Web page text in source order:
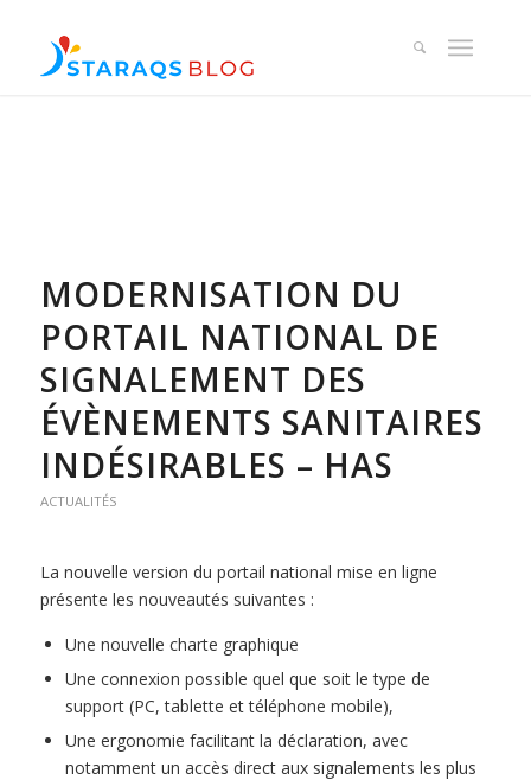
MODERNISATION DU
PORTAIL NATIONAL DE
SIGNALEMENT DES
ÉVÈNEMENTS SANITAIRES
INDÉSIRABLES – HAS
ACTUALITÉS
La nouvelle version du portail national mise en ligne
présente les nouveautés suivantes :
Une nouvelle charte graphique
Une connexion possible quel que soit le type de
support (PC, tablette et téléphone mobile),
Une ergonomie facilitant la déclaration, avec
notamment un accès direct aux signalements les plus